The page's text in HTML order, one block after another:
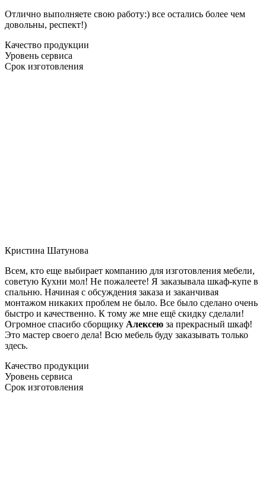
Отлично выполняете свою работу:) все остались более чем
довольны, респект!)
Качество продукции
Уровень сервиса
Срок изготовления
Кристина Шатунова
Всем, кто еще выбирает компанию для изготовления мебели,
советую Кухни мол! Не пожалеете! Я заказывала шкаф-купе в
спальню. Начиная с обсуждения заказа и заканчивая
монтажом никаких проблем не было. Все было сделано очень
быстро и качественно. К тому же мне ещё скидку сделали!
Огромное спасибо сборщику Алексею за прекрасный шкаф!
Это мастер своего дела! Всю мебель буду заказывать только
здесь.
Качество продукции
Уровень сервиса
Срок изготовления